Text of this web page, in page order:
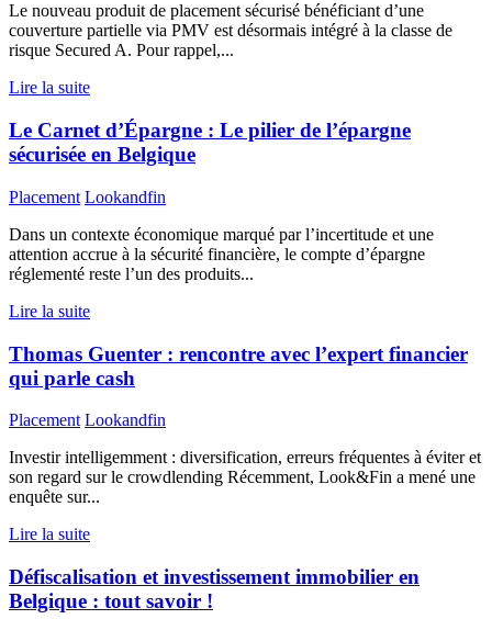
Le nouveau produit de placement sécurisé bénéficiant d’une
couverture partielle via PMV est désormais intégré à la classe de
risque Secured A. Pour rappel,...
Lire la suite
Le Carnet d’Épargne : Le pilier de l’épargne
sécurisée en Belgique
Placement Lookandfin
Dans un contexte économique marqué par l’incertitude et une
attention accrue à la sécurité financière, le compte d’épargne
réglementé reste l’un des produits...
Lire la suite
Thomas Guenter : rencontre avec l’expert financier
qui parle cash
Placement Lookandfin
Investir intelligemment : diversification, erreurs fréquentes à éviter et
son regard sur le crowdlending Récemment, Look&Fin a mené une
enquête sur...
Lire la suite
Défiscalisation et investissement immobilier en
Belgique : tout savoir !